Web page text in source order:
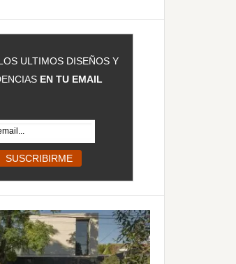
ULTIMOS DISEÑOS Y
EN TU EMAIL